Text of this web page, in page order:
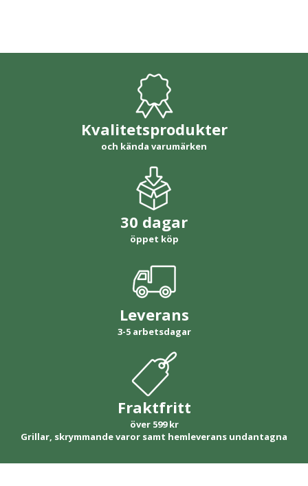
Kvalitetsprodukter
och kända varumärken
30 dagar
öppet köp
Leverans
3-5 arbetsdagar
Fraktfritt
över 599 kr
Grillar, skrymmande varor samt hemleverans undantagna